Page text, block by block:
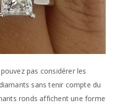
pas considérer les
sans tenir compte du
ronds affichent une forme